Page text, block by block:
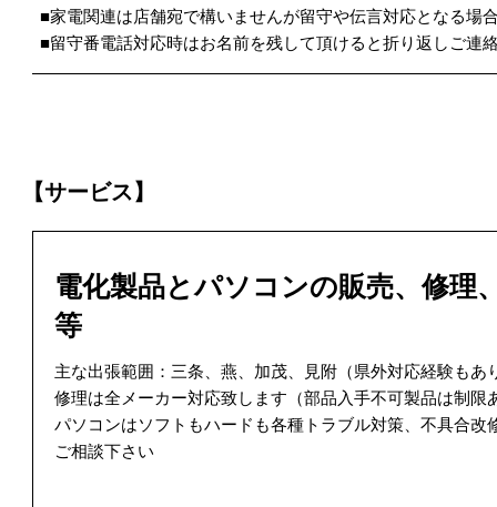
■家電関連は店舗宛で構いませんが留守や伝言対応となる場
■留守番電話対応時はお名前を残して頂けると折り返しご連
【サービス】
電化製品とパソコンの販売、修理
等
主な出張範囲：三条、燕、加茂、見附（県外対応経験もあ
修理は全メーカー対応致します（部品入手不可製品は制限
パソコンはソフトもハードも各種トラブル対策、不具合改
ご相談下さい